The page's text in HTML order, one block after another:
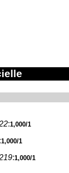
:1,000/1
:1,000/1
:1,000/1